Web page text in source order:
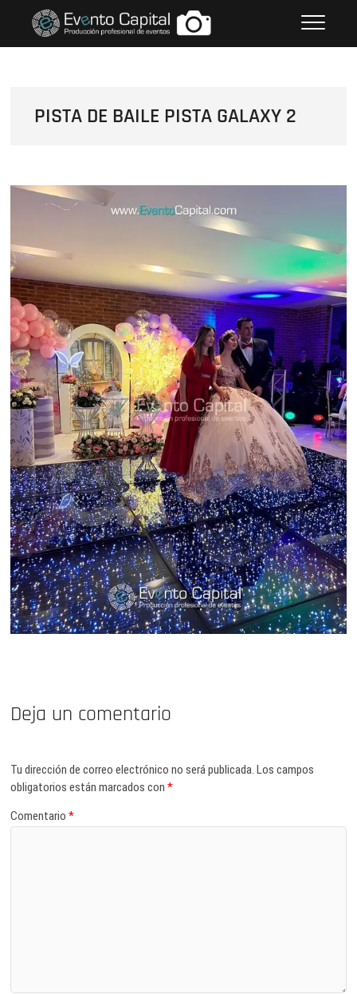
contenido
FOTOS GRUPO EMPRESARIAL
PISTA DE BAILE PISTA GALAXY 2
Deja un comentario
Tu dirección de correo electrónico no será publicada. Los campos
obligatorios están marcados con*
Comentario*